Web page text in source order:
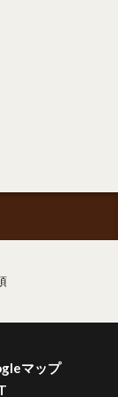
マップ